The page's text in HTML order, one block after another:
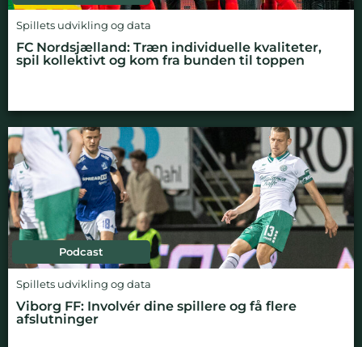
Spillets udvikling og data
FC Nordsjælland: Træn individuelle kvaliteter,
spil kollektivt og kom fra bunden til toppen
Podcast
Spillets udvikling og data
Viborg FF: Involvér dine spillere og få flere
afslutninger